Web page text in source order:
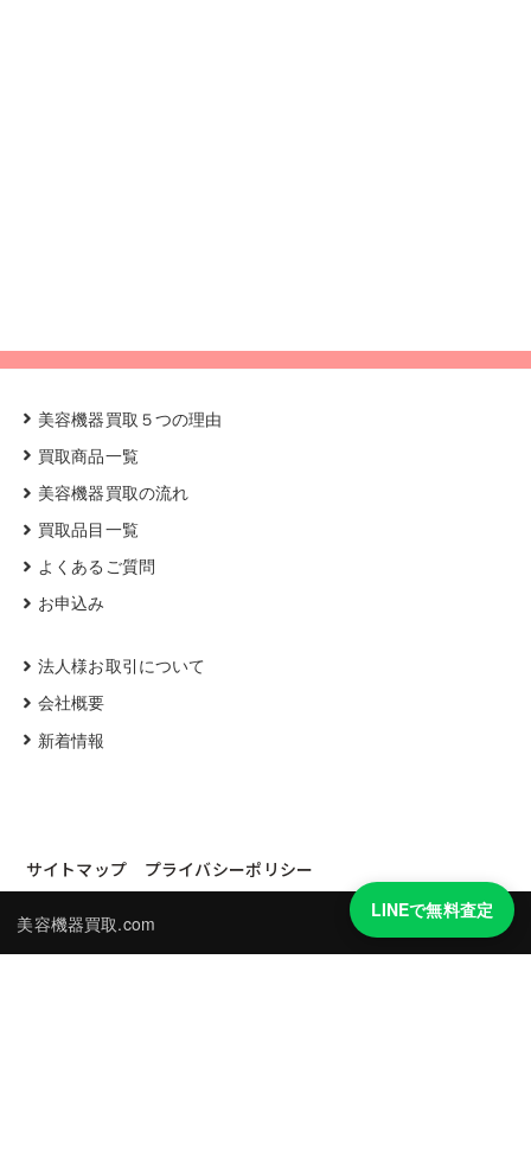
美容機器買取５つの理由
買取商品一覧
美容機器買取の流れ
買取品目一覧
よくあるご質問
お申込み
法人様お取引について
会社概要
新着情報
サイトマップ プライバシーポリシー
美容機器買取.com
LINEで無料査定